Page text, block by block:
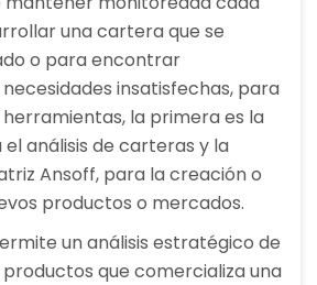
una cartera que se
o para encontrar
insatisfechas, para
herramientas, la primera es la
análisis de carteras y la
Ansoff, para la creación o
productos o mercados.
un análisis estratégico de
que comercializa una